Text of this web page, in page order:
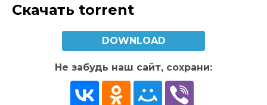
Скачать torrent
DOWNLOAD
Не забудь наш сайт, сохрани: